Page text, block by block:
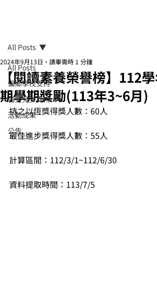
All Posts
偏鄉學校支持
弱勢兒少支持
活動成果
公告
All Posts
【閱讀素養榮譽榜】112
期學期獎勵(113年3~6月)
2024年9月13日 讀畢需時 1 分鐘
持之以恆獎得獎人數：60人
最佳進步獎得獎人數：55人
計算區間：112/3/1~112/6/30
資料提取時間：113/7/5